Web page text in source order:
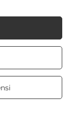
esclusa).
i diritti riservati